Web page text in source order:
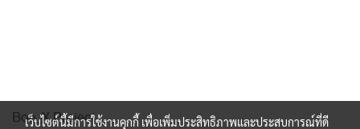
Boo_X Project
เว็บไซต์นี้มีการใช้งานคุกกี้ เพื่อเพิ่มประสิทธิภาพและประสบการณ์ที่ดี